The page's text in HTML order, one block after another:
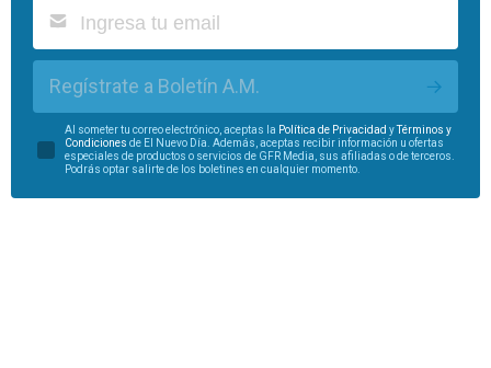
Regístrate a Boletín A.M.
Al someter tu correo electrónico, aceptas la Política de Privacidad y
Términos y
Condiciones de El Nuevo Día. Además, aceptas recibir información u ofertas
especiales de productos o servicios de GFR Media, sus afiliadas o de terceros.
Podrás optar salirte de los boletines en cualquier momento.